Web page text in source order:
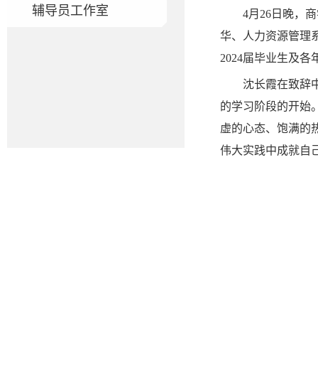
辅导员工作室
4月26日晚，
华、人力资源管理
2024届毕业生及各
沈长霞在致辞
的学习阶段的开始
虚的心态、饱满的
伟大实践中成就自